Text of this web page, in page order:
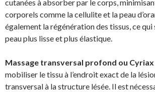
cutanées à absorber par le corps,
corporels comme la cellulite et la peau
également la régénération des tissus, ce
peau plus lisse et plus élastique.
Massage transversal profond ou Cyriax
mobiliser le tissu à l’endroit exact de la
transversal à la structure lésée. Il est